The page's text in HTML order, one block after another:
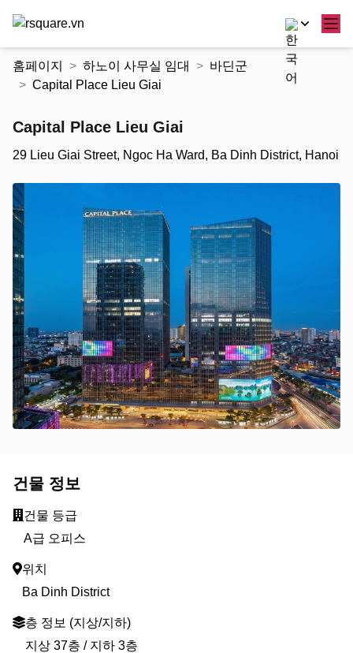
홈페이지 하노이 사무실 임대
바딘군
Capital Place Lieu Giai
Capital Place Lieu Giai
29 Lieu Giai Street, Ngoc Ha Ward, Ba Dinh District, Hanoi
건물 정보
건물 등급
A급 오피스
위치
Ba Dinh District
층 정보 (지상/지하)
지상 37층 / 지하 3층